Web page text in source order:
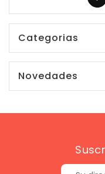
Categorias
Novedades